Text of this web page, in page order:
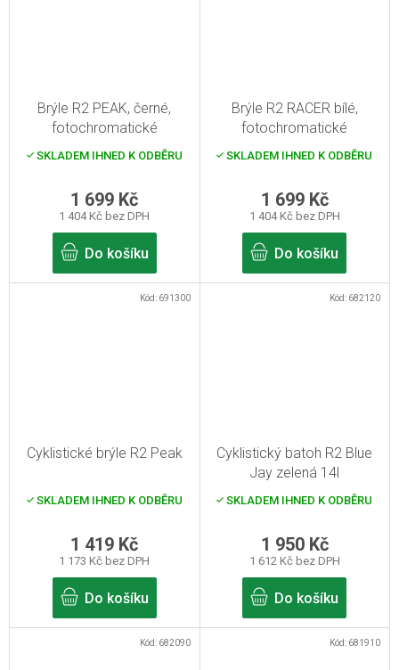
Brýle R2 PEAK, černé,
fotochromatické
SKLADEM IHNED K ODBĚRU
1 404 Kč bez DPH
1 699 Kč
Do košíku
Brýle R2 RACER bílé,
fotochromatické
SKLADEM IHNED K ODBĚRU
1 404 Kč bez DPH
1 699 Kč
Do košíku
Cyklistické brýle R2 Peak
SKLADEM IHNED K ODBĚRU
1 173 Kč bez DPH
1 419 Kč
Do košíku
Kód: 691300
Cyklistický batoh R2 Blue
Jay zelená 14l
SKLADEM IHNED K ODBĚRU
1 612 Kč bez DPH
1 950 Kč
Do košíku
Kód: 682120
Kód: 682090 Kód: 681910